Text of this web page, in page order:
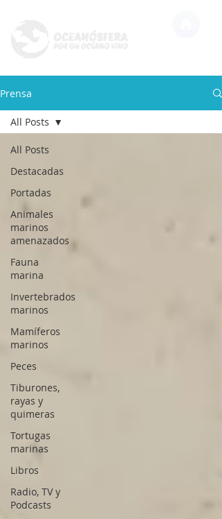
Prensa
All Posts
Destacadas
Portadas
Animales
marinos
amenazados
Fauna
marina
Invertebrados
marinos
Mamíferos
marinos
Peces
Tiburones,
rayas y
quimeras
Tortugas
marinas
Libros
Radio, TV y
Podcasts
All Posts